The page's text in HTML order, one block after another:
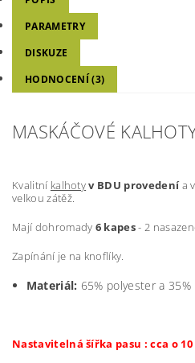
PARAMETRY
DISKUZE
HODNOCENÍ (3)
MASKÁČOVÉ
Kvalitní kalhotyv BDU provedenía
velkou zátěž.
Mají dohromady 6 kapes- 2
Zapínání je na knoflíky.
Materiál: 65% polyester a 35%
Nastavitelná šířka pasu : cca o